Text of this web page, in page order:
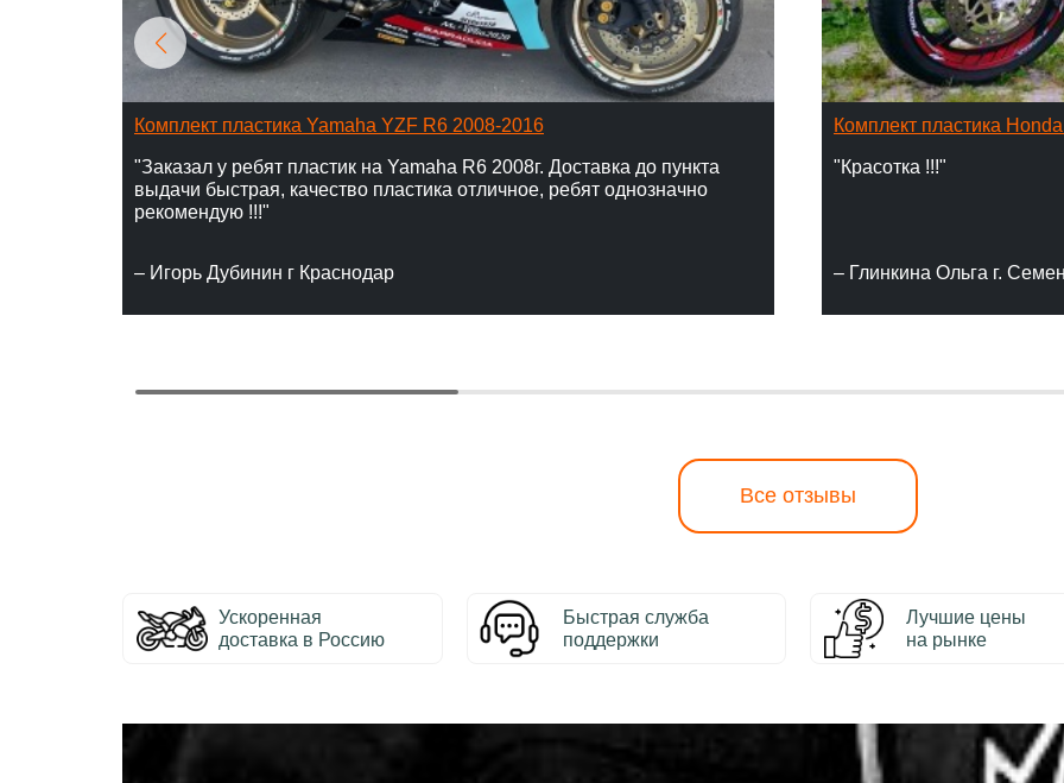
Комплект пластика Yamaha YZF R6 2008-2016
"Заказал у ребят пластик на Yamaha R6 2008г. Доставка до пункта
выдачи быстрая, качество пластика отличное, ребят однозначно
рекомендую !!!"
– Игорь Дубинин г Краснодар
Комплект пластика
"Красотка !!!"
– Глинкина Ольга г.
Все отзывы
Ускоренная
доставка в Россию
Быстрая служба
поддержки
Лучшие цены
на рынке